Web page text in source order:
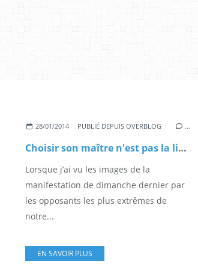
28/01/2014 PUBLIÉ DEPUIS OVERBLOG …
Choisir son maître n'est pas la liberté !
Lorsque j’ai vu les images de la
manifestation de dimanche dernier par
les opposants les plus extrêmes de
notre...
EN SAVOIR PLUS